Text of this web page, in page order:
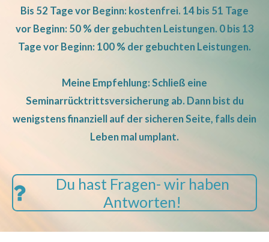
Bis 52 Tage vor Beginn: kostenfrei. 14 bis 51 Tage
vor Beginn: 50 % der gebuchten Leistungen. 0 bis 13
Tage vor Beginn: 100 % der gebuchten Leistungen.
Meine Empfehlung: Schließ eine
Seminarrücktrittsversicherung ab. Dann bist du
wenigstens finanziell auf der sicheren Seite, falls dein
Leben mal umplant.
Du hast Fragen- wir haben
Antworten!